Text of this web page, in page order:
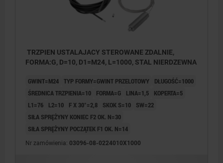
TRZPIEN USTALAJACY STEROWANE ZDALNIE,
FORMA:G, D=10, D1=M24, L=1000, STAL NIERDZEWNA
GWINT=M24 TYP FORMY=GWINT PRZELOTOWY
DŁUGOŚĆ=1000
ŚREDNICA TRZPIENIA=10
FORMA=G LINA=1,5
KOPERTA=5
L1=76
L2=10 F X 30°=2,8 SKOK S=10
SW=22
SIŁA SPRĘŻYNY KONIEC F2 OK. N=30
SIŁA SPRĘŻYNY POCZĄTEK F1 OK. N=14
Nr zamówienia: 03096-08-0224010X1000